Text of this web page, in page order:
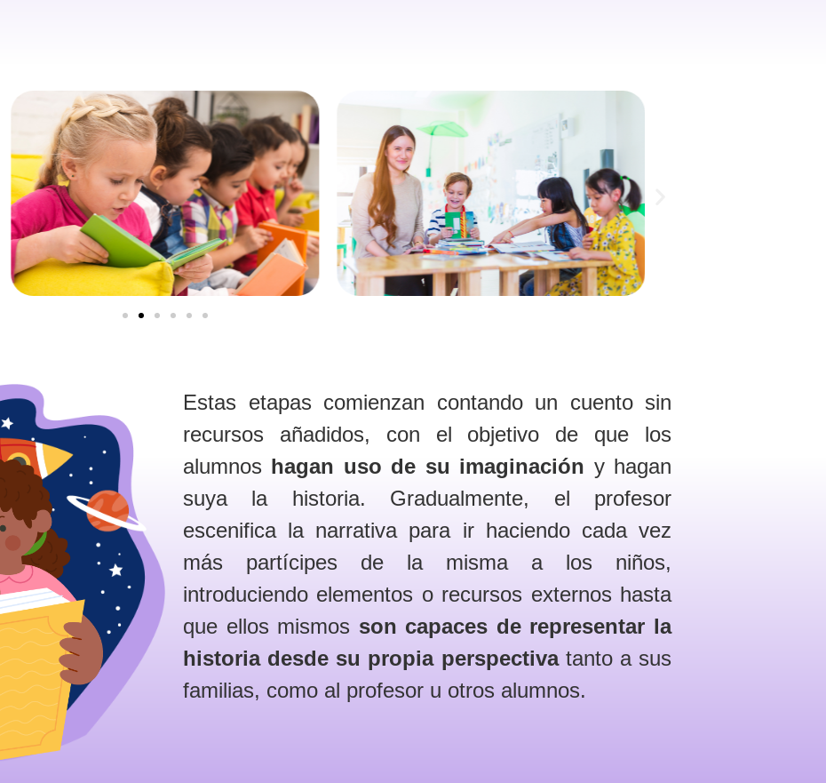
Estas etapas comienzan contando un cuento sin
recursos añadidos, con el objetivo de que los
alumnos hagan uso de su imaginación y hagan
suya la historia. Gradualmente, el profesor
escenifica la narrativa para ir haciendo cada vez
más partícipes de la misma a los niños,
introduciendo elementos o recursos externos hasta
que ellos mismos son capaces de representar la
historia desde su propia perspectivatanto a sus
familias, como al profesor u otros alumnos.